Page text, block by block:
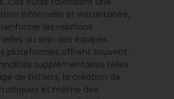
informelle et instantanée,
les relations
au sein des équipes.
plateformes offrent souvent
supplémentaires telles
de fichiers, la création de
et même des